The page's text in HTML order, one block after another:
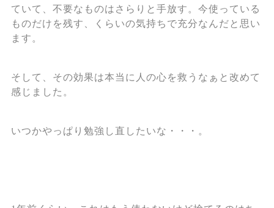
ていて、不要なものはさらりと手放す。今使っている
ものだけを残す、くらいの気持ちで充分なんだと思い
ます。
そして、その効果は本当に人の心を救うなぁと改めて
感じました。
いつかやっぱり勉強し直したいな・・・。